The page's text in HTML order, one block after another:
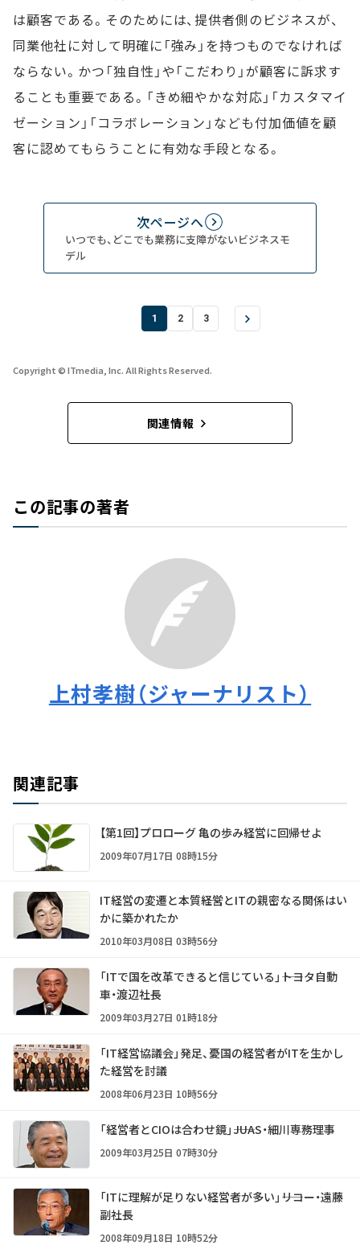
は顧客である。そのためには、提供者側のビジネスが、
同業他社に対して明確に「強み」を持つものでなければ
ならない。かつ「独自性」や「こだわり」が顧客に訴求す
ることも重要である。「きめ細やかな対応」「カスタマイ
ゼーション」「コラボレーション」なども付加価値を顧
客に認めてもらうことに有効な手段となる。
次ページへ
いつでも、どこでも業務に支障がないビジネスモ
デル
1 2 3
Copyright © ITmedia, Inc. All Rights Reserved.
関連情報
この記事の著者
上村孝樹（ジャーナリスト）
関連記事
【第1回】プロローグ 亀の歩み経営に回帰せよ
2009年07月17日 08時15分
IT経営の変遷と本質――経営とITの親密なる関係はい
かに築かれたか
2010年03月08日 03時56分
「ITで国を改革できると信じている」――トヨタ自動
車・渡辺社長
2009年03月27日 01時18分
「IT経営協議会」発足、憂国の経営者がITを生かし
た経営を討議
2008年06月23日 10時56分
「経営者とCIOは合わせ鏡」――JUAS・細川専務理事
2009年03月25日 07時30分
「ITに理解が足りない経営者が多い」――リコー・遠藤
副社長
2008年09月18日 10時52分